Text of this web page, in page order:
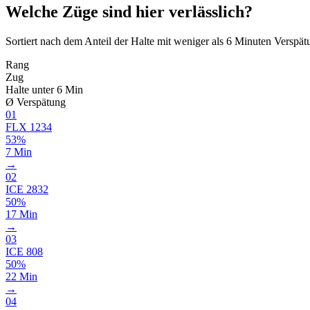
Welche Züge sind hier verlässlich?
Sortiert nach dem Anteil der Halte mit weniger als 6 Minuten
Rang
Zug
Halte unter 6 Min
Ø Verspätung
01
FLX 1234
53%
7 Min
→
02
ICE 2832
50%
17 Min
→
03
ICE 808
50%
22 Min
→
04